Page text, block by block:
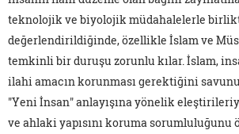
teknolojik ve biyolojik müdahalelerle
değerlendirildiğinde, özellikle İslam ve
temkinli bir duruşu zorunlu kılar. İslam,
ilahi amacın korunması gerektiğini
"Yeni İnsan" anlayışına yönelik
ve ahlaki yapısını koruma sorumluluğunu